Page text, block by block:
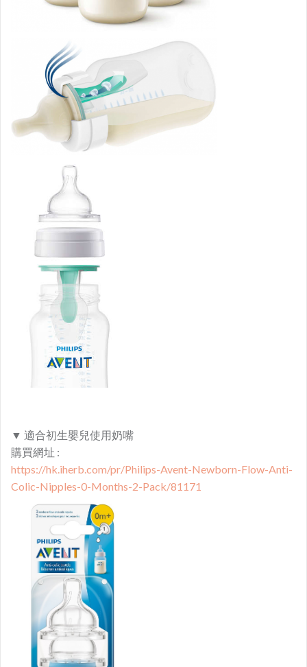
▼ 適合初生嬰兒使用奶嘴
購買網址 :
https://hk.iherb.com/pr/Philips-Avent-Newborn-Flow-Anti-
Colic-Nipples-0-Months-2-Pack/81171